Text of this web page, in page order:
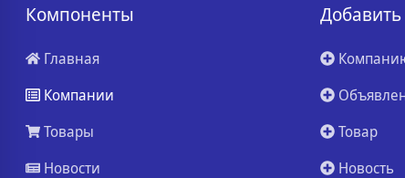
Компоненты
Главная
Компании
Товары
Новости
Добавить
Товар
Новость